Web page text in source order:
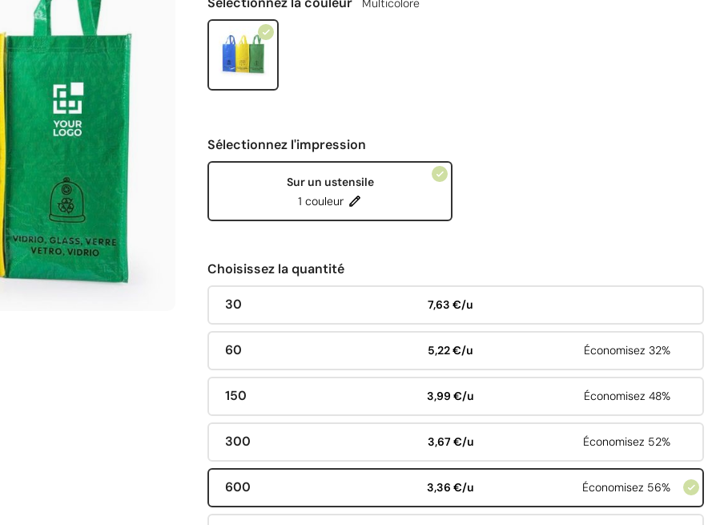
Multicolore
Sélectionnez l'impression
Sur un ustensile
1 couleur
Choisissez la quantité
30 7,63 €/u
60 5,22 €/u Économisez 32%
150 3,99 €/u Économisez 48%
300 3,67 €/u Économisez 52%
600 3,36 €/u Économisez 56%